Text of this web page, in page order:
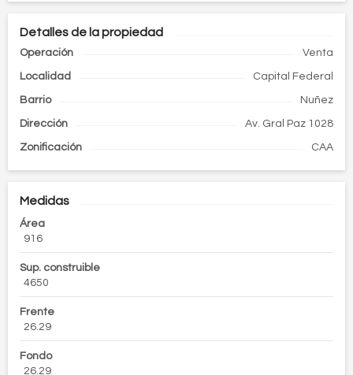
Detalles de la propiedad
Operación Venta
Localidad Capital Federal
Barrio Nuñez
Dirección Av. Gral Paz 1028
Zonificación CAA
Medidas
Área
916
Sup. construible
4650
Frente
26.29
Fondo
26.29